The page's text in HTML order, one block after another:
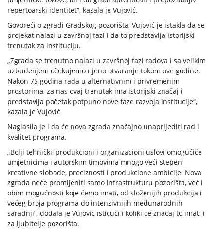
repertoarski identitet“, kazala je Vujović.
Govoreći o zgradi Gradskog pozorišta, Vujović je istakla da se
projekat nalazi u završnoj fazi i da to predstavlja istorijski
trenutak za instituciju.
„Zgrada se trenutno nalazi u završnoj fazi radova i sa velikim
uzbuđenjem očekujemo njeno otvaranje tokom ove godine.
Nakon 75 godina rada u alternativnim i privremenim
prostorima, za nas ovaj trenutak ima istorijski značaj i
predstavlja početak potpuno nove faze razvoja institucije“,
kazala je Vujović
Naglasila je i da će nova zgrada značajno unaprijediti rad i
kvalitet programa.
„Bolji tehnički, produkcioni i organizacioni uslovi omogućiće
umjetnicima i autorskim timovima mnogo veći stepen
kreativne slobode, preciznosti i produkcione ambicije. Nova
zgrada neće promijeniti samo infrastrukturu pozorišta, već i
obim mogućnosti koje ćemo imati, od složenijih produkcija i
većeg broja programa do intenzivnijih međunarodnih
saradnji“, dodala je Vujović ističući i koliki će značaj to imati i
za ljubitelje pozorišta.